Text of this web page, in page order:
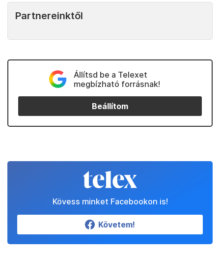
Partnereinktől
Állítsd be a Telexet
megbízható forrásnak!
Beállítom
Kövess minket Facebookon is!
Követem!